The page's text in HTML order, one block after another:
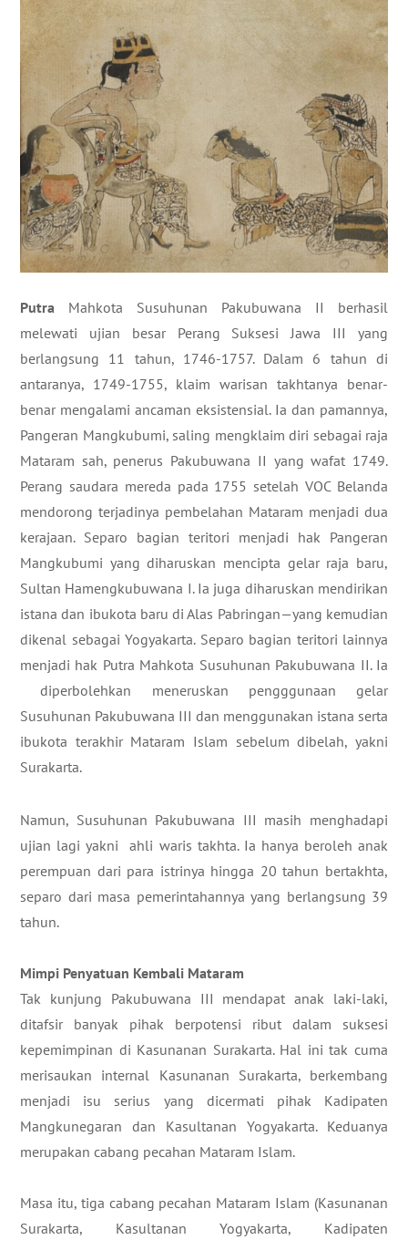
Putra Mahkota Susuhunan Pakubuwana II berhasil
melewati ujian besar Perang Suksesi Jawa III yang
berlangsung 11 tahun, 1746-1757. Dalam 6 tahun di
antaranya, 1749-1755, klaim warisan takhtanya benar-
benar mengalami ancaman eksistensial. Ia dan pamannya,
Pangeran Mangkubumi, saling mengklaim diri sebagai raja
Mataram sah, penerus Pakubuwana II yang wafat 1749.
Perang saudara mereda pada 1755 setelah VOC Belanda
mendorong terjadinya pembelahan Mataram menjadi dua
kerajaan. Separo bagian teritori menjadi hak Pangeran
Mangkubumi yang diharuskan mencipta gelar raja baru,
Sultan Hamengkubuwana I. Ia juga diharuskan mendirikan
istana dan ibukota baru di Alas Pabringan—yang kemudian
dikenal sebagai Yogyakarta. Separo bagian teritori lainnya
menjadi hak Putra Mahkota Susuhunan Pakubuwana II. Ia
diperbolehkan meneruskan pengggunaan gelar
Susuhunan Pakubuwana III dan menggunakan istana serta
ibukota terakhir Mataram Islam sebelum dibelah, yakni
Surakarta.
Namun, Susuhunan Pakubuwana III masih menghadapi
ujian lagi yakni ahli waris takhta. Ia hanya beroleh anak
perempuan dari para istrinya hingga 20 tahun bertakhta,
separo dari masa pemerintahannya yang berlangsung 39
tahun.
Mimpi Penyatuan Kembali Mataram
Tak kunjung Pakubuwana III mendapat anak laki-laki,
ditafsir banyak pihak berpotensi ribut dalam suksesi
kepemimpinan di Kasunanan Surakarta. Hal ini tak cuma
merisaukan internal Kasunanan Surakarta, berkembang
menjadi isu serius yang dicermati pihak Kadipaten
Mangkunegaran dan Kasultanan Yogyakarta. Keduanya
merupakan cabang pecahan Mataram Islam.
Masa itu, tiga cabang pecahan Mataram Islam (Kasunanan
Surakarta, Kasultanan Yogyakarta, Kadipaten